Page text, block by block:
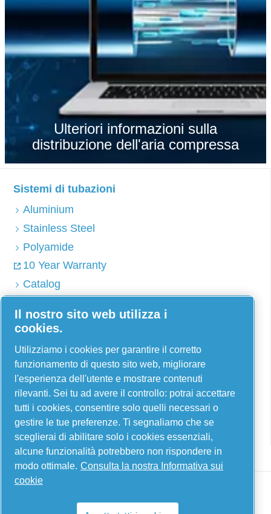
Ulteriori informazioni sulla
distribuzione dell'aria compressa
Sistemi di tubazioni
Aluminium
Stainless Steel
Polyamide
10 Year Warranty
Catalog
Via Selva Maiolo, 5/7 - 36075, Montecchio
Maggiore, Vicenza Italia
Contact us
Il nostro sito web utilizza i
cookies.
Utilizziamo i cookies per garantire il corretto
funzionamento di questo sito web, migliorare
l'esperienza dell'utente e mostrare contenuti
rilevanti. Sei tu ad avere il controllo: potrai accettare
tutti i cookies, consentire solo quelli necessari o
gestire le tue preferenze. Ti segnaliamo che se
sceglierai di abilitare solo i cookies essenziali,
alcune funzionalità potrebbero non rispondere in
modo ottimale. Consulta la nostra Informativa sui
cookie